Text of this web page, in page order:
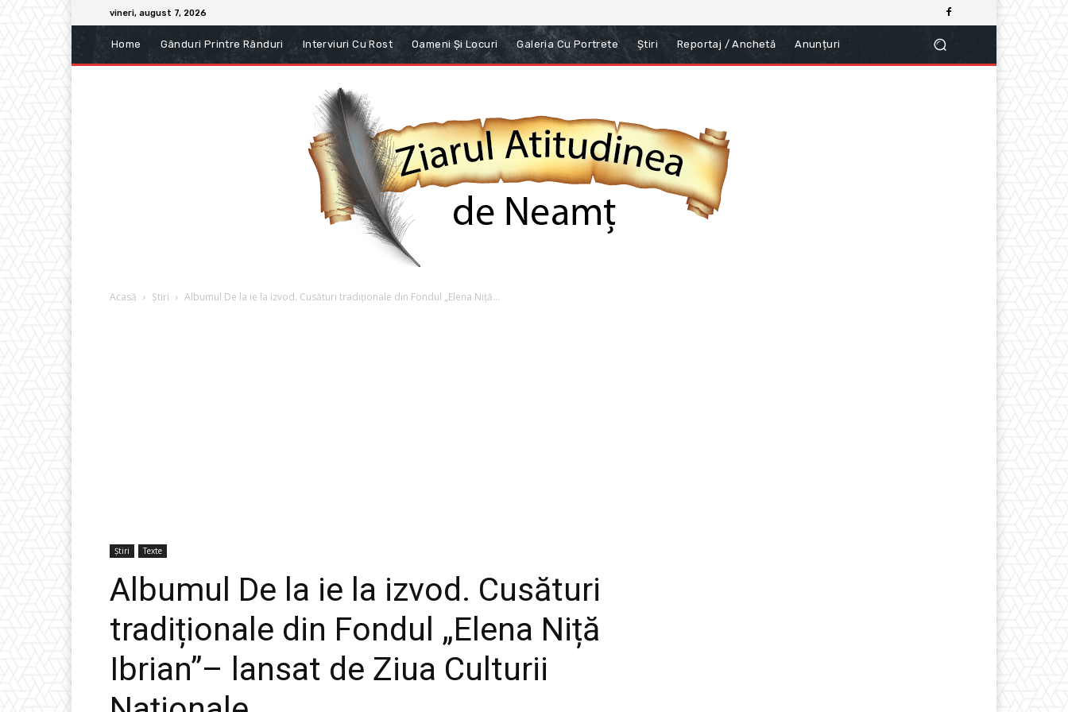
vineri, august 7, 2026
Home Gânduri Printre Rânduri Interviuri Cu Rost Oameni Și Locuri Galeria Cu Portrete Știri Reportaj / Anchetă Anunțuri
Acasă Știri Albumul De la ie la izvod. Cusături tradiționale din Fondul „Elena Niță...
Știri Texte
Albumul De la ie la izvod. Cusături
tradiționale din Fondul „Elena Niță
Ibrian”– lansat de Ziua Culturii